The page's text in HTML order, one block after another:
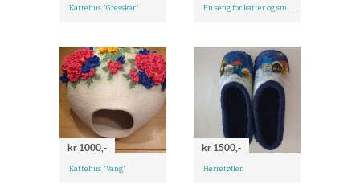
Kattehus "Gresskar"
kr 1000,-
Kattehus "Vang"
kr 1500,-
Herretøfler